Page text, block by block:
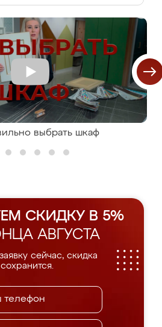
выбрать шкаф
СКИДКУ В 5%
АВГУСТА
сейчас, скидка
сохранится.